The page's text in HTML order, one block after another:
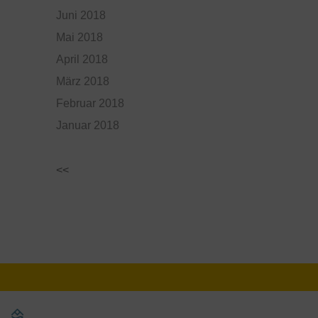
Juni 2018
Mai 2018
April 2018
März 2018
Februar 2018
Januar 2018
<<